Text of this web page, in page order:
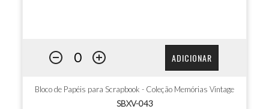
ADICIONAR
Bloco de Papéis para Scrapbook - Coleção Memórias Vintage
SBXV-043